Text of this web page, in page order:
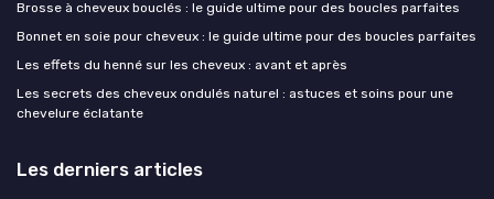
Brosse à cheveux bouclés : le guide ultime pour des boucles parfaites
Bonnet en soie pour cheveux : le guide ultime pour des boucles parfaites
Les effets du henné sur les cheveux : avant et après
Les secrets des cheveux ondulés naturel : astuces et soins pour une
chevelure éclatante
Les derniers articles